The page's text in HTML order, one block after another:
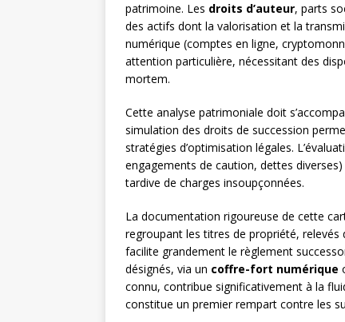
patrimoine. Les droits d’auteur, parts
des actifs dont la valorisation et la
numérique (comptes en ligne,
attention particulière, nécessitant des
mortem.
Cette analyse patrimoniale doit
simulation des droits de succession
stratégies d’optimisation légales.
engagements de caution, dettes
tardive de charges insoupçonnées.
La documentation rigoureuse de cette
regroupant les titres de propriété,
facilite grandement le règlement
désignés, via un coffre-fort numérique
connu, contribue significativement à la
constitue un premier rempart contre les